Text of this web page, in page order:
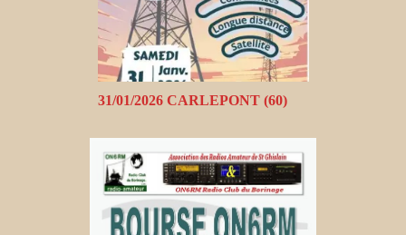
31/01/2026 CARLEPONT (60)